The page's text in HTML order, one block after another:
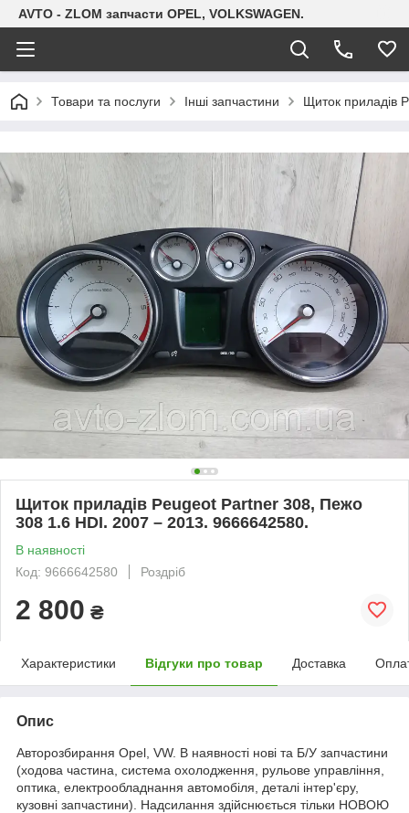
AVTO - ZLOM запчасти OPEL, VOLKSWAGEN.
Товари та послуги Інші запчастини Щиток приладів
Щиток приладів Peugeot Partner 308, Пежо
308 1.6 HDI. 2007 – 2013. 9666642580.
В наявності
Код: 9666642580
Роздріб
2 800 ₴
Характеристики Відгуки про товар Доставка
Опис
Авторозбирання Opel, VW. В наявності нові та Б/У запчастини
(ходова частина, система охолодження, рульове управління,
оптика, електрообладнання автомобіля, деталі інтер'єру,
кузовні запчастини). Надсилання здійснюється тільки НОВОЮ